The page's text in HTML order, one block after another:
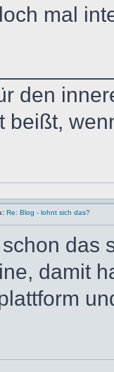
mal
den
beißt,
Re: Blog - lohnt sich das?
das
damit